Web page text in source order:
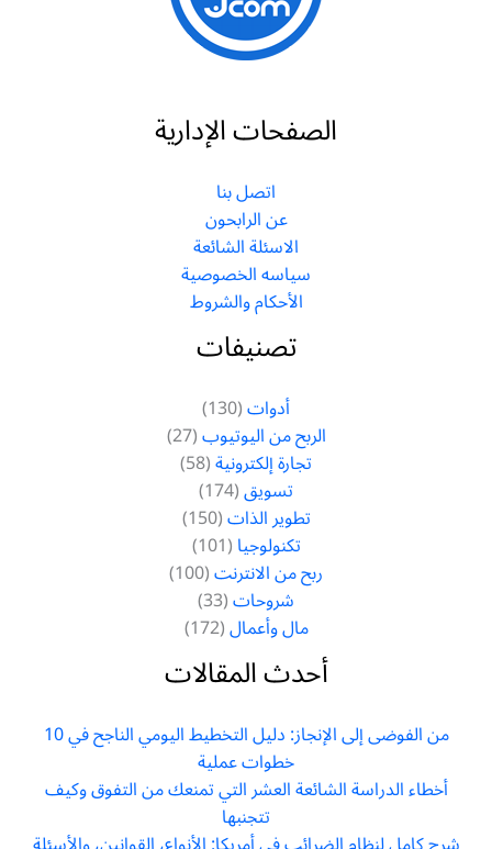
الصفحات الإدارية
اتصل بنا
عن الرابحون
الاسئلة الشائعة
سياسه الخصوصية
الأحكام والشروط
تصنيفات
أدوات(130)
الربح من اليوتيوب(27)
تجارة إلكترونية(58)
تسويق(174)
تطوير الذات(150)
تكنولوجيا(101)
ربح من الانترنت(100)
شروحات(33)
مال وأعمال(172)
أحدث المقالات
من الفوضى إلى الإنجاز: دليل التخطيط اليومي الناجح في 10
خطوات عملية
أخطاء الدراسة الشائعة العشر التي تمنعك من التفوق وكيف
تتجنبها